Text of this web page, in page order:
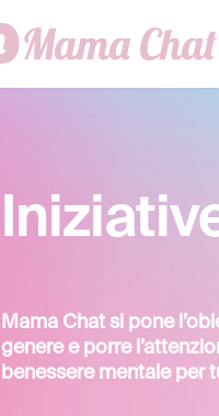
Mama Chat si pone
genere e porre
benessere mentale per